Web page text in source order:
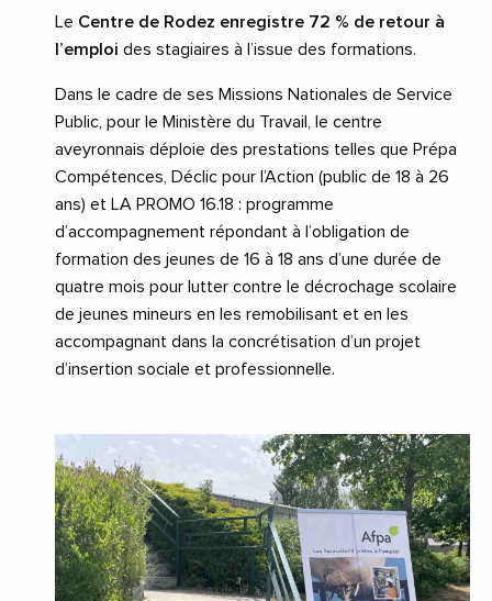
Le Centre de Rodez enregistre 72 % de retour à
l’emploi des stagiaires à l’issue des formations.
Dans le cadre de ses Missions Nationales de Service
Public, pour le Ministère du Travail, le centre
aveyronnais déploie des prestations telles que Prépa
Compétences, Déclic pour l’Action (public de 18 à 26
ans) et LA PROMO 16.18 : programme
d’accompagnement répondant à l’obligation de
formation des jeunes de 16 à 18 ans d’une durée de
quatre mois pour lutter contre le décrochage scolaire
de jeunes mineurs en les remobilisant et en les
accompagnant dans la concrétisation d’un projet
d’insertion sociale et professionnelle.